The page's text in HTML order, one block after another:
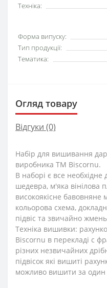
Техніка:
Форма випуску:
Тип продукції:
Тематика:
Огляд товару
Відгуки (0)
Набір для вишивання
виробника ТМ Biscornu.
В наборі є все
шедевра, м'яка вінілова
високоякісне бавовняне
кольорова схема,
підвіс та звичайно
Техніка вишивки:
Biscornu в перекладі с
різних незвичайних
підвісок які вишиті
можливо вишити за один